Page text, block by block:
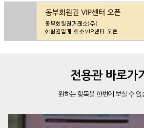
전용관 바로가기
원하는 항목을 한번에 보실 수 있